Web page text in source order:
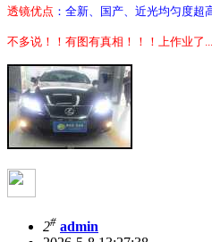
透镜优点 ：全新、国产、 近光均匀度超
不多说！！有图有真相！！！上作业了
2# admin